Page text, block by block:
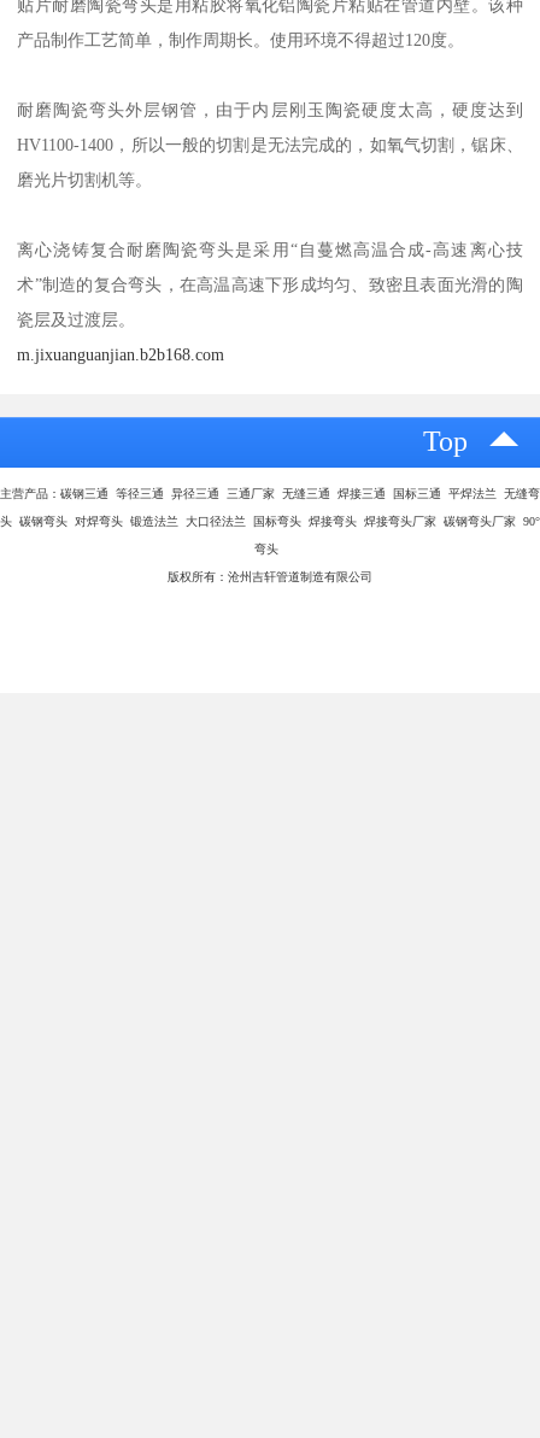
贴片耐磨陶瓷弯头是用粘胶将氧化铝陶瓷片粘贴在管道内壁。该种
产品制作工艺简单，制作周期长。使用环境不得超过120度。